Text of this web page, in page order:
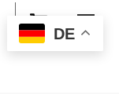
Cart
DE